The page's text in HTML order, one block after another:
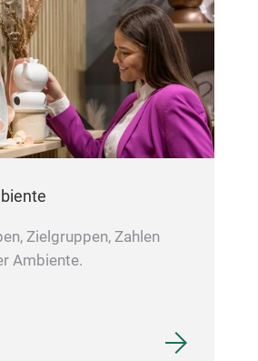
Zielgruppen, Zahlen
Ambiente.